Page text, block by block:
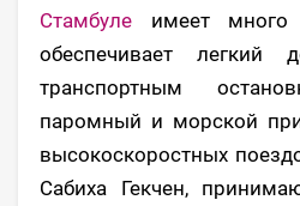
Стамбуле имеет много
обеспечивает легкий
транспортным
паромный и морской
высокоскоростных
Сабиха Гекчен,